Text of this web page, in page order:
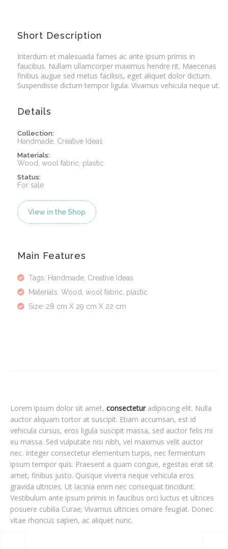
Short Description
Interdum et malesuada fames ac ante ipsum primis in
faucibus. Nullam ullamcorper maximus hendre rit. Maecenas
finibus augue sed metus facilisis, eget aliquet dolor dictum.
Suspendisse dictum tempor ligula. Vivamus vehicula neque ut.
Details
Collection:
Handmade, Creative Ideas
Materials:
Wood, wool fabric, plastic
Status:
For sale
View in the Shop
Main Features
Tags: Handmade, Creative Ideas
Materials: Wood, wool fabric, plastic
Size: 28 cm X 29 cm X 22 cm
Lorem ipsum dolor sit amet, consecteturadipiscing elit. Nulla
auctor aliquam tortor at suscipit. Etiam accumsan, est id
vehicula cursus, eros ligula suscipit massa, sed auctor felis mi
eu massa. Sed vulputate nisi nibh, vel maximus velit auctor
nec. Integer consectetur elementum turpis, nec fermentum
ipsum tempor quis. Praesent a quam congue, egestas erat sit
amet, finibus justo. Quisque viverra neque vehicula eros
gravida ultricies. Ut lacinia enim nec consequat tincidunt.
Vestibulum ante ipsum primis in faucibus orci luctus et ultrices
posuere cubilia Curae; Vivamus ultricies ornare feugiat. Donec
vitae rhoncus sapien, ac aliquet nunc.